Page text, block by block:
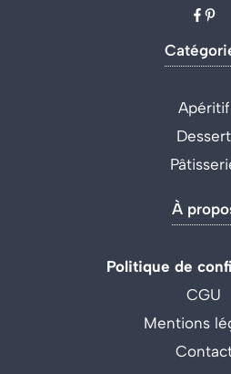
Apéritif
Dessert
À
Politique de
CGU
Mentions